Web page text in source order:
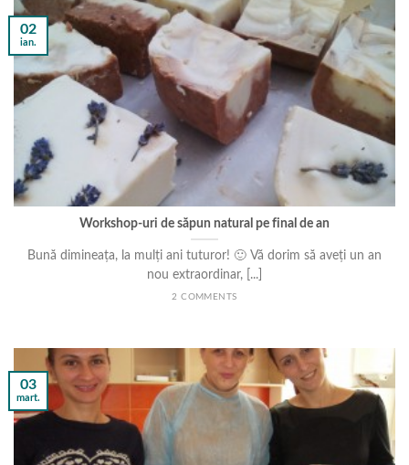
Workshop-uri de săpun natural pe final de an
Bună dimineața, la mulți ani tuturor! 🙂 Vă dorim să aveți un an
nou extraordinar, [...]
2 COMMENTS
02
ian.
03
mart.